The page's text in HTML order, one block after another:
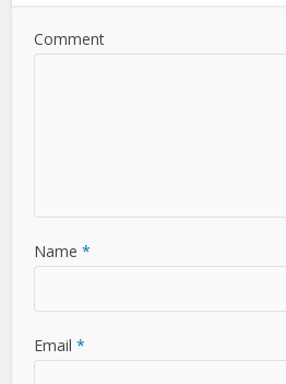
Comment
Name *
Email *